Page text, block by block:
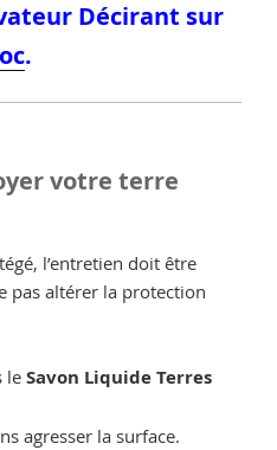
Décirant sur
.
votre terre
l’entretien doit être
pas altérer la protection
le Savon Liquide Terres
agresser la surface.